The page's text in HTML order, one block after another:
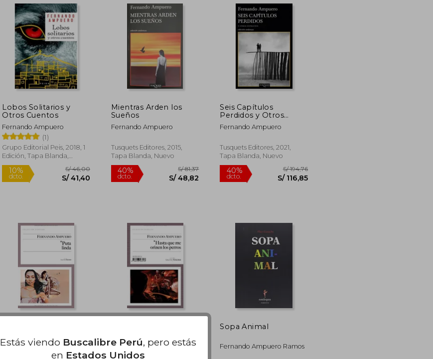
35%
dcto.
10%
dcto.
S/ 29,00
S/ 26,10
35%
Lobos Solitarios y
Otros Cuentos
Fernando Ampuero
(1)
Grupo Editorial Peis, 2018, 1
Edición, Tapa Blanda,
Nuevo
10%
Mientras Arden los
Sueños
Fernando Ampuero
Tusquets Editores, 2015,
Tapa Blanda, Nuevo
40%
Seis Capítulos
Perdidos y Otros
Extravíos
Fernando Ampuero
Tusquets Editores, 2021,
Tapa Blanda, Nuevo
Fernando Ampuero Fernando Ampuero
Sopa Animal
Fernando Ampuero Ramos
Estás viendo Buscalibre Perú, pero estás
en Estados Unidos